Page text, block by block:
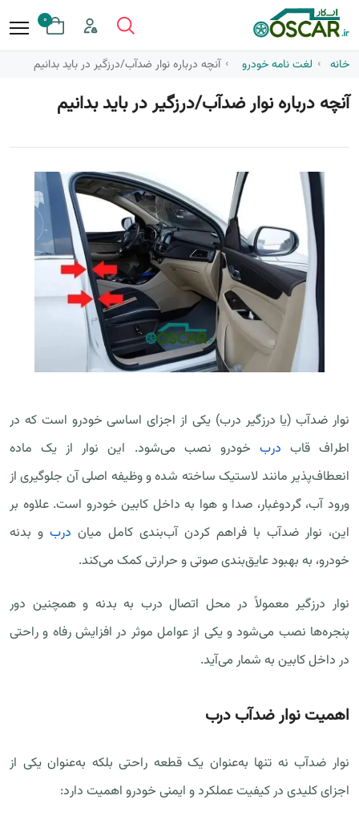
0
خانه لغت نامه خودرو آنچه درباره نوار ضدآب/درزگیر در باید بدانیم
آنچه درباره نوار ضدآب/درزگیر در باید بدانیم
نوار ضدآب (یا درزگیر درب) یکی از اجزای اساسی خودرو است که در
اطراف قاب درب خودرو نصب می‌شود. این نوار از یک ماده
انعطاف‌پذیر مانند لاستیک ساخته شده و وظیفه اصلی آن جلوگیری از
ورود آب، گردوغبار، صدا و هوا به داخل کابین خودرو است. علاوه بر
این، نوار ضدآب با فراهم کردن آب‌بندی کامل میان درب و بدنه
خودرو، به بهبود عایق‌بندی صوتی و حرارتی کمک می‌کند.
نوار درزگیر معمولاً در محل اتصال درب به بدنه و همچنین دور
پنجره‌ها نصب می‌شود و یکی از عوامل موثر در افزایش رفاه و راحتی
در داخل کابین به شمار می‌آید.
اهمیت نوار ضدآب درب
نوار ضدآب نه تنها به‌عنوان یک قطعه راحتی بلکه به‌عنوان یکی از
اجزای کلیدی در کیفیت عملکرد و ایمنی خودرو اهمیت دارد: